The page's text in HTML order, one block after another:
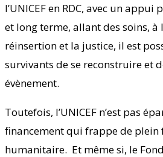
l’UNICEF en RDC, avec un
et long terme, allant des soins, à
réinsertion et la justice, il est
survivants de se reconstruire et
évènement.
Toutefois, l’UNICEF n’est pas
financement qui frappe de plein
humanitaire. Et même si, le